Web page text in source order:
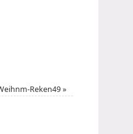
Reken49»